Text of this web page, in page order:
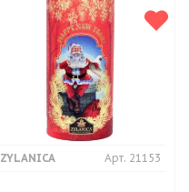
ZYLANICA Арт. 21153